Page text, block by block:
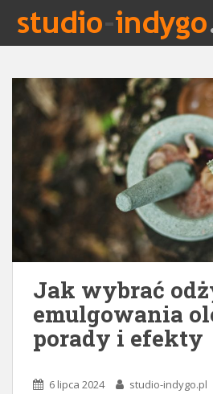
i
Jak wybrać
emulgowania
porady i efekty
6 lipca 2024 studio-indygo.pl